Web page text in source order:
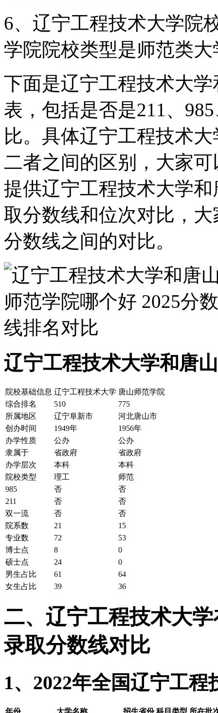
6、辽宁工程技术大学院
学院院校类型是师范类大
下面是辽宁工程技术大
表，包括是否是211、
比。具体辽宁工程技术
二者之间的区别，大家
提供辽宁工程技术大学
取分数线和位次对比，
分数线之间的对比。
辽宁工程技术大学和唐
院校基础信息 辽宁工程技术大学 唐山师范学院
综合排名
510
775
所属地区
辽宁阜新市
河北唐山市
创办时间
1949年
1956年
办学性质
公办
公办
隶属于
省政府
省政府
办学层次
本科
本科
院校类型
理工
师范
985
否
否
211
否
否
双一流
否
否
院系数
21
15
专业数
72
53
博士点
8
0
硕士点
24
0
男生占比
61
64
女生占比
39 36
二、辽宁工程技术大
录取分数线对比
1、2022年全国辽宁工
年份 大学名称 招生省份 科目类型 所在批